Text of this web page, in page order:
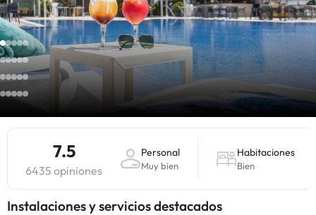
7.5
6435 opiniones
Personal
Muy bien
Habitaciones
Bien
Instalaciones y servicios destacados